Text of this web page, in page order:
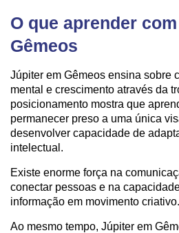
O que aprender
Gêmeos
Júpiter em Gêmeos ensina sobre
mental e crescimento através da
posicionamento mostra que
permanecer preso a uma única
desenvolver capacidade de
intelectual.
Existe enorme força na
conectar pessoas e na
informação em movimento criativo.
Ao mesmo tempo, Júpiter em